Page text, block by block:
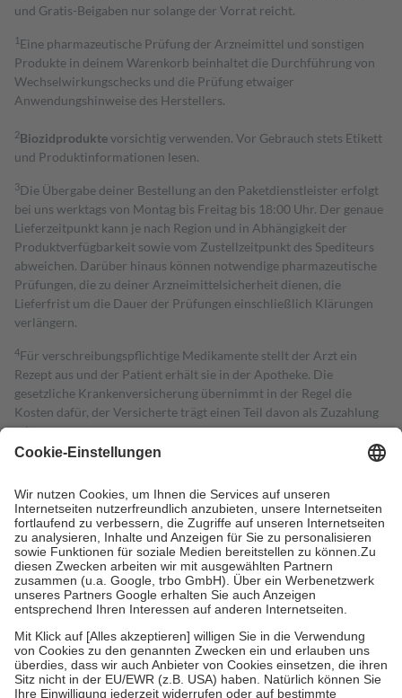
und Gratis-Beigaben nur solange der Vorrat reicht.
1 Eine pharmazeutische Prüfung der Arzneimittel und sonstigen
Produkte in deinem Warenkorb beinhaltet die Durchführung von
Wechselwirkungschecks und die Prüfung etwaiger
Anwendungshinweise des Herstellers.
2Biozidproduktevorsichtig verwenden. Vor Gebrauch stets Etikett
und Produktinformationen lesen.
3Die Übergabe deiner Bestellung an den Paketdienstleister erfolgt
bei uns werktags von Montag bis Freitag bis 18:00 Uhr. Der genaue
Lieferzeitpunkt kann je nach Region und in Abhängigkeit der
Produktverfügbarkeit sowie vom Zustellzeitpunkt des Spediteurs
abweichen. Darüber hinaus können notwendige pharmazeutische
Prüfungen, die zu deiner Arzneimittelsicherheit dienen, die
Lieferfrist um die Dauer der Prüfungen einschließlich Klärungen
verlängern.
4Für verschreibungspflichtige Medikamente stellt der Arzt ein
Rezept aus und der Patient erhält sie in der Apotheke. Die
gesetzliche Krankenversicherung übernimmt in der Regel die
Kosten dafür, der Versicherte trägt einen Teil davon als Zuzahlung
mit.
Grundsätzlich leisten Mitglieder Zuzahlungen in Höhe von zehn
höchstens zehn Euro.
Es sind jedoch nie mehr als die tatsächlichen
Kosten der Leistung zu entrichten.
Diese Regeln gelten grundsätzlich auch für Online-Apotheken.
Bei Heilmitteln und häuslicher Krankenpflege beträgt die
Zuzahlung zehn Prozent der Kosten sowie zehn Euro je
Verordnung.
Um das Engagement der Versicherten für ihre eigene Gesundheit zu
stärken und die besondere Stellung der Familie zu unterstützen,
fallenkeine Zuzahlungenan bei:
• Kindern und Jugendlichen bis zum vollendeten 18. Lebensjahr
mit Ausnahme der Fahrkosten
• Untersuchungen zur Vorsorge und Früherkennung, die von der